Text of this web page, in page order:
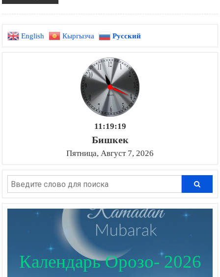
English Кыргызча Русский
11:19:20
Бишкек
Пятница, Август 7, 2026
Календарь Орозо- 2026